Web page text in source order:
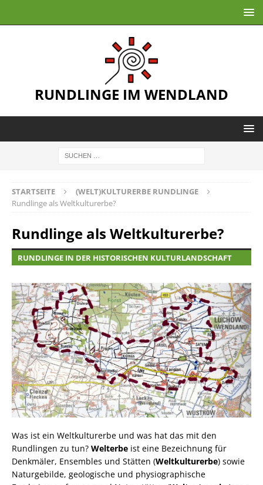
RUNDLINGE IM WENDLAND
STARTSEITE
(WELT)KULTURERBE RUNDLINGE
Rundlinge als Weltkulturerbe?
Rundlinge als Weltkulturerbe?
RUNDLINGE IN DER HISTORISCHEN KULTURLANDSCHAFT
Was ist ein Weltkulturerbe und was hat das mit den
Rundlingen zu tun? Welterbe ist eine Bezeichnung für
Denkmäler, Ensembles und Stätten (Weltkulturerbe) sowie
Naturgebilde, geologische und physiographische